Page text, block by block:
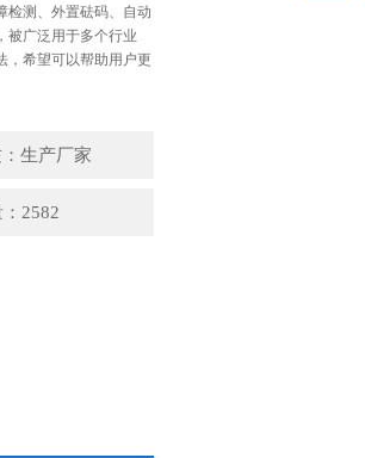
检测、外置砝码、自动
被广泛用于多个行业
，希望可以帮助用户更
生产厂家
2582